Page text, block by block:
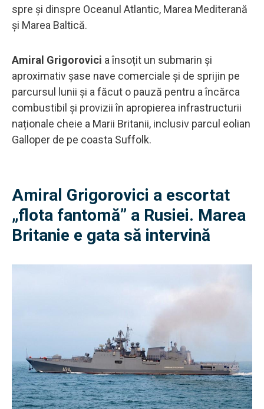
spre și dinspre Oceanul Atlantic, Marea Mediterană
și Marea Baltică.
Amiral Grigorovici a însoțit un submarin și
aproximativ șase nave comerciale și de sprijin pe
parcursul lunii și a făcut o pauză pentru a încărca
combustibil și provizii în apropierea infrastructurii
naționale cheie a Marii Britanii, inclusiv parcul eolian
Galloper de pe coasta Suffolk.
Amiral Grigorovici a escortat
„flota fantomă” a Rusiei. Marea
Britanie e gata să intervină